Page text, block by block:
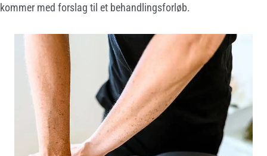
kommer med forslag til et behandlingsforløb.